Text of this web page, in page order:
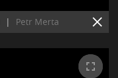
| Petr Merta